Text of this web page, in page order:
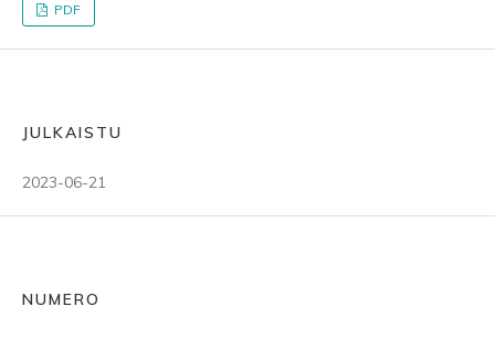
PDF
JULKAISTU
2023-06-21
NUMERO